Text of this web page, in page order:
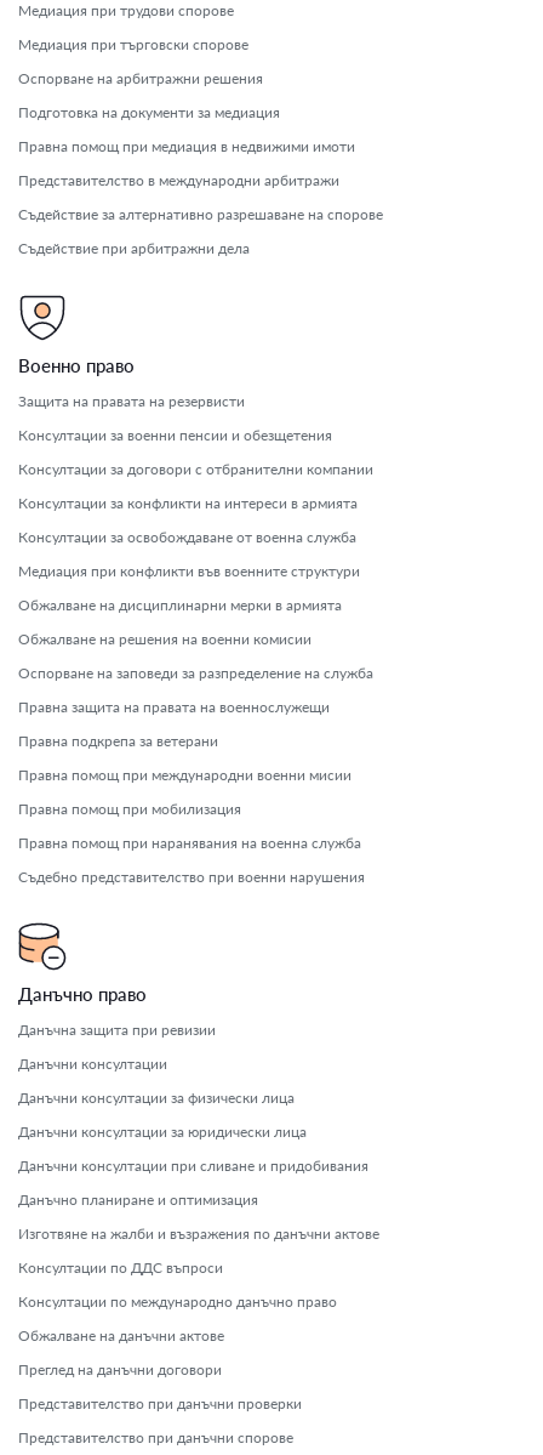
Медиация при трудови спорове
Медиация при търговски спорове
Оспорване на арбитражни решения
Подготовка на документи за медиация
Правна помощ при медиация в недвижими имоти
Представителство в международни арбитражи
Съдействие за алтернативно разрешаване на спорове
Съдействие при арбитражни дела
Военно право
Защита на правата на резервисти
Консултации за военни пенсии и обезщетения
Консултации за договори с отбранителни компании
Консултации за конфликти на интереси в армията
Консултации за освобождаване от военна служба
Медиация при конфликти във военните структури
Обжалване на дисциплинарни мерки в армията
Обжалване на решения на военни комисии
Оспорване на заповеди за разпределение на служба
Правна защита на правата на военнослужещи
Правна подкрепа за ветерани
Правна помощ при международни военни мисии
Правна помощ при мобилизация
Правна помощ при наранявания на военна служба
Съдебно представителство при военни нарушения
Данъчно право
Данъчна защита при ревизии
Данъчни консултации
Данъчни консултации за физически лица
Данъчни консултации за юридически лица
Данъчни консултации при сливане и придобивания
Данъчно планиране и оптимизация
Изготвяне на жалби и възражения по данъчни актове
Консултации по ДДС въпроси
Консултации по международно данъчно право
Обжалване на данъчни актове
Преглед на данъчни договори
Представителство при данъчни проверки
Представителство при данъчни спорове